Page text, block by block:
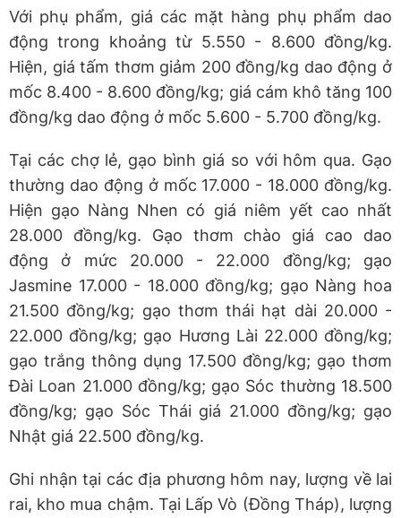
Với phụ phẩm, giá các mặt hàng phụ phẩm dao
động trong khoảng từ 5.550 - 8.600 đồng/kg.
Hiện, giá tấm thơm giảm 200 đồng/kg dao động ở
mốc 8.400 - 8.600 đồng/kg; giá cám khô tăng 100
đồng/kg dao động ở mốc 5.600 - 5.700 đồng/kg.
Tại các chợ lẻ, gạo bình giá so với hôm qua. Gạo
thường dao động ở mốc 17.000 - 18.000 đồng/kg.
Hiện gạo Nàng Nhen có giá niêm yết cao nhất
28.000 đồng/kg. Gạo thơm chào giá cao dao
động ở mức 20.000 - 22.000 đồng/kg; gạo
Jasmine 17.000 - 18.000 đồng/kg; gạo Nàng hoa
21.500 đồng/kg; gạo thơm thái hạt dài 20.000 -
22.000 đồng/kg; gạo Hương Lài 22.000 đồng/kg;
gạo trắng thông dụng 17.500 đồng/kg; gạo thơm
Đài Loan 21.000 đồng/kg; gạo Sóc thường 18.500
đồng/kg; gạo Sóc Thái giá 21.000 đồng/kg; gạo
Nhật giá 22.500 đồng/kg.
Ghi nhận tại các địa phương hôm nay, lượng về lai
rai, kho mua chậm. Tại Lấp Vò (Đồng Tháp), lượng